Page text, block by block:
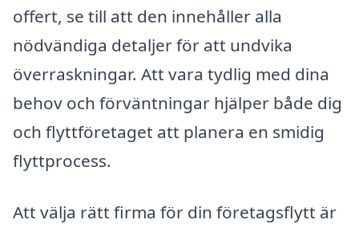
offert, se till att den innehåller alla
nödvändiga detaljer för att undvika
överraskningar. Att vara tydlig med dina
behov och förväntningar hjälper både dig
och flyttföretaget att planera en smidig
flyttprocess.
Att välja rätt firma för din företagsflytt är